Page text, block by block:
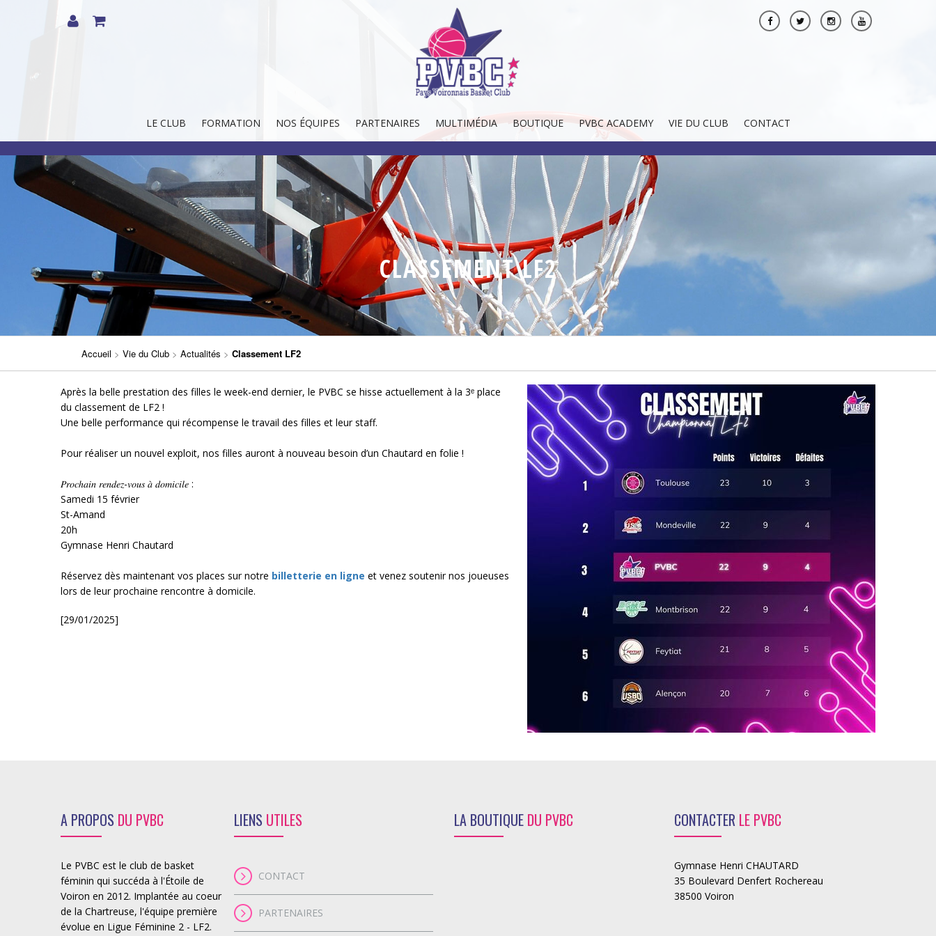
LE CLUB FORMATION NOS ÉQUIPES PARTENAIRES MULTIMÉDIA BOUTIQUE PVBC ACADEMY VIE DU CLUB CONTACT
CLASSEMENT LF2
Accueil > Vie du Club > Actualités > Classement LF2
Après la belle prestation des filles le week-end dernier, le PVBC se hisse actuellement à la 3ᵉ place
du classement de LF2 !
Une belle performance qui récompense le travail des filles et leur staff.
Pour réaliser un nouvel exploit, nos filles auront à nouveau besoin d’un Chautard en folie !
𝑃𝑟𝑜𝑐ℎ𝑎𝑖𝑛 𝑟𝑒𝑛𝑑𝑒𝑧-𝑣𝑜𝑢𝑠 𝑎̀ 𝑑𝑜𝑚𝑖𝑐𝑖𝑙𝑒 :
Samedi 15 février
St-Amand
20h
Gymnase Henri Chautard
Réservez dès maintenant vos places sur notre billetterie en ligne et venez soutenir nos joueuses
lors de leur prochaine rencontre à domicile.
[29/01/2025]
A PROPOS DU PVBC
Le PVBC est le club de basket
féminin qui succéda à l'Étoile de
Voiron en 2012. Implantée au coeur
de la Chartreuse, l'équipe première
évolue en Ligue Féminine 2 - LF2.
LIENS UTILES
CONTACT
PARTENAIRES
LA BOUTIQUE DU PVBC CONTACTER LE PVBC
Gymnase Henri CHAUTARD
35 Boulevard Denfert Rochereau
38500 Voiron